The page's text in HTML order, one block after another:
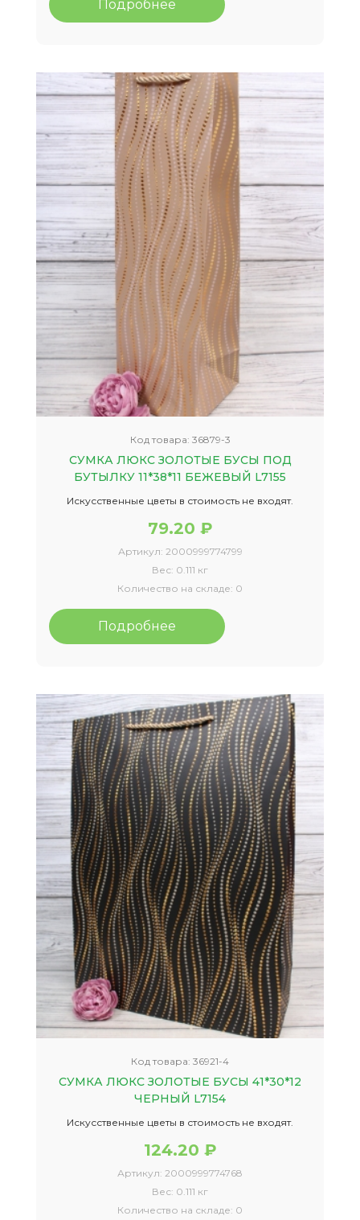
Подробнее
Код товара: 36879-3
СУМКА ЛЮКС ЗОЛОТЫЕ БУСЫ ПОД
БУТЫЛКУ 11*38*11 БЕЖЕВЫЙ L7155
Искусственные цветы в стоимость не входят.
79.20 ₽
Артикул: 2000999774799
Вес: 0.111 кг
Количество на складе: 0
Подробнее
Код товара: 36921-4
СУМКА ЛЮКС ЗОЛОТЫЕ БУСЫ 41*30*12
ЧЕРНЫЙ L7154
Искусственные цветы в стоимость не входят.
124.20 ₽
Артикул: 2000999774768
Вес: 0.111 кг
Количество на складе: 0